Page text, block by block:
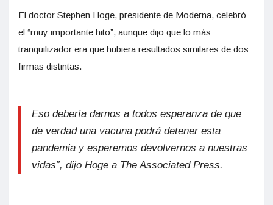
El doctor Stephen Hoge, presidente de Moderna, celebró
el “muy importante hito”, aunque dijo que lo más
tranquilizador era que hubiera resultados similares de dos
firmas distintas.
Eso debería darnos a todos esperanza de que
de verdad una vacuna podrá detener esta
pandemia y esperemos devolvernos a nuestras
vidas”, dijo Hoge a The Associated Press.